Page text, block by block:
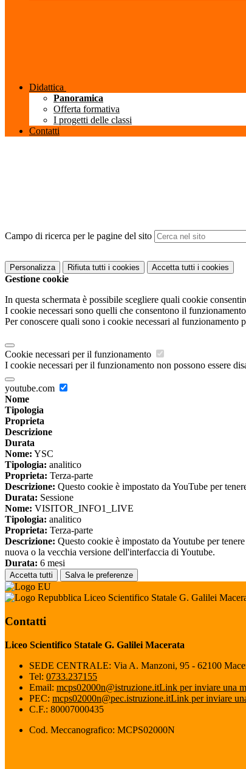
Didattica
Panoramica
Offerta formativa
I progetti delle classi
Contatti
Campo di ricerca per le pagine del sito
Personalizza Rifiuta tutti i cookies Accetta tutti i cookies
Gestione cookie
In questa schermata è possibile scegliere quali cookie
I cookie necessari sono quelli che consentono il
Per conoscere quali sono i cookie necessari al funzionamento
Cookie necessari per il funzionamento
I cookie necessari per il funzionamento non possono essere
youtube.com
Nome
Tipologia
Proprieta
Descrizione
Durata
Nome: YSC
Tipologia: analitico
Proprieta: Terza-parte
Descrizione: Questo cookie è impostato da YouTube per
Durata: Sessione
Nome: VISITOR_INFO1_LIVE
Tipologia: analitico
Proprieta: Terza-parte
Descrizione: Questo cookie è impostato da Youtube per
nuova o la vecchia versione dell'interfaccia di Youtube.
Durata: 6 mesi
Accetta tutti Salva le preferenze
Liceo Scientifico Statale G. Galilei
Contatti
Liceo Scientifico Statale G. Galilei Macerata
SEDE CENTRALE: Via A. Manzoni, 95 - 62100
Tel: 0733.237155
Email: mcps02000n@istruzione.itLink per inviare una
PEC: mcps02000n@pec.istruzione.itLink per inviare
C.F.: 80007000435
Cod. Meccanografico: MCPS02000N